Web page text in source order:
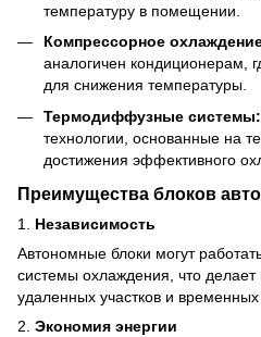
температуру в помещении.
Компрессорное
аналогичен кондиционерам,
для снижения температуры.
Термодиффузные системы:
технологии, основанные на
достижения эффективного
Преимущества блоков
1. Независимость
Автономные блоки могут
системы охлаждения, что
удаленных участков и временных
2. Экономия энергии